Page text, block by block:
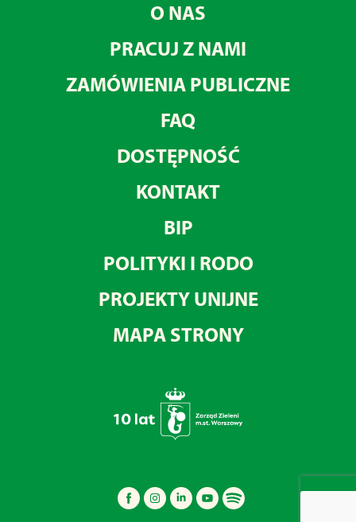
O NAS
PRACUJ Z NAMI
ZAMÓWIENIA PUBLICZNE
FAQ
DOSTĘPNOŚĆ
KONTAKT
BIP
POLITYKI I RODO
PROJEKTY UNIJNE
MAPA STRONY